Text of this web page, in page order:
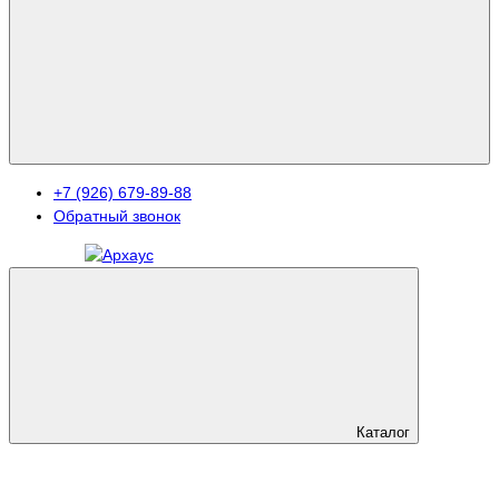
+7 (926) 679-89-88
Обратный звонок
Каталог